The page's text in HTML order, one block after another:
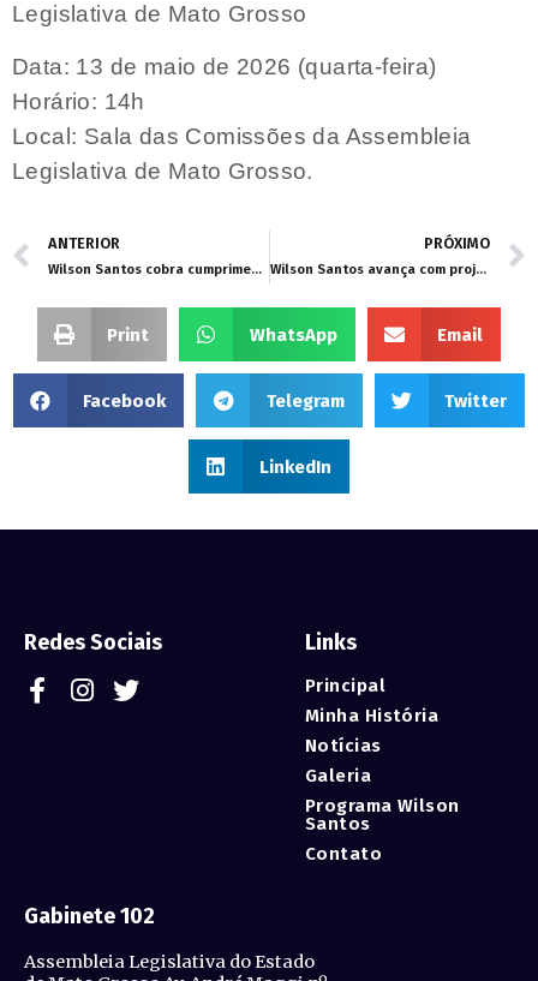
Legislativa de Mato Grosso
Data: 13 de maio de 2026 (quarta-feira)
Horário: 14h
Local: Sala das Comissões da Assembleia
Legislativa de Mato Grosso.
ANTERIOR
Wilson Santos cobra cumprimento de lei que registra treinamentos de alto risco pelas forças de segurança de MT
PRÓXIMO
Wilson Santos avança com projeto de auxílio alimentação para servidores de MT
Print WhatsApp Email
Facebook Telegram Twitter
LinkedIn
Gabinete 102
Assembleia Legislativa do Estado
Links
Principal
Minha História
Notícias
Galeria
Programa Wilson
Santos
Contato
Redes Sociais